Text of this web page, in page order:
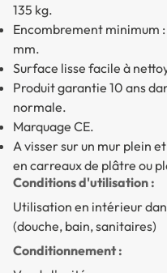
135 kg.
Encombrement minimum
mm.
Surface lisse facile à
Produit garantie 10 ans
normale.
Marquage CE.
A visser sur un mur plein
en carreaux de plâtre ou
Conditions d'utilisation :
Utilisation en intérieur
(douche, bain, sanitaires)
Conditionnement :